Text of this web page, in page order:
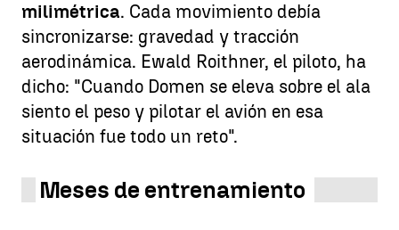
milimétrica. Cada movimiento debía
sincronizarse: gravedad y tracción
aerodinámica. Ewald Roithner, el piloto, ha
dicho: "Cuando Domen se eleva sobre el ala
siento el peso y pilotar el avión en esa
situación fue todo un reto".
Meses de entrenamiento